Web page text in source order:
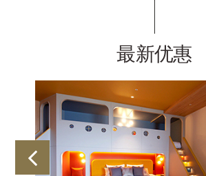
最新优惠